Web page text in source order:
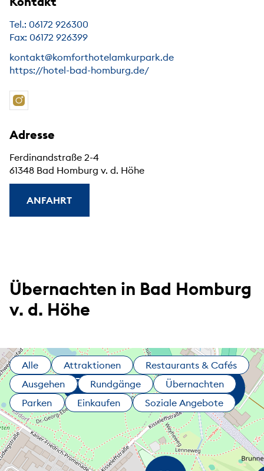
Tel.: 06172 926300
Fax: 06172 926399
kontakt@komforthotelamkurpark.de
https://hotel-bad-homburg.de/
Adresse
Ferdinandstraße 2-4
61348 Bad Homburg v. d. Höhe
ANFAHRT
Übernachten in Bad Homburg
v. d. Höhe
Alle Attraktionen
Restaurants & Cafés
Ausgehen
Rundgänge
Übernachten
Parken
Einkaufen Soziale Angebote